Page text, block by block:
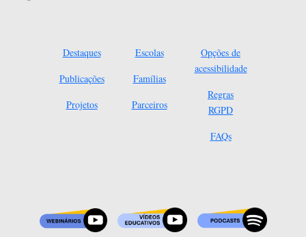
Destaques
Publicações
Projetos
Escolas
Famílias
Parceiros
Opções de
acessibilidade
Regras
RGPD
FAQs